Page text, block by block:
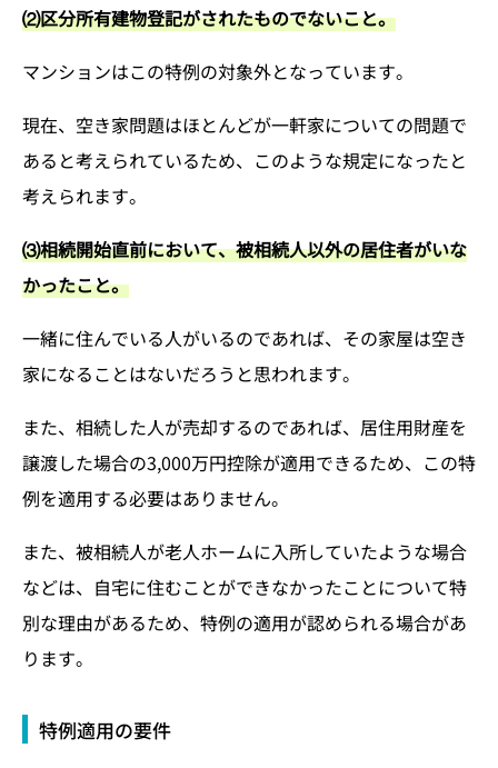
⑵区分所有建物登記がされたものでないこと。
マンションはこの特例の対象外となっています。
現在、空き家問題はほとんどが一軒家についての問題で
あると考えられているため、このような規定になったと
考えられます。
⑶相続開始直前において、被相続人以外の居住者がいな
かったこと。
一緒に住んでいる人がいるのであれば、その家屋は空き
家になることはないだろうと思われます。
また、相続した人が売却するのであれば、居住用財産を
譲渡した場合の3,000万円控除が適用できるため、この特
例を適用する必要はありません。
また、被相続人が老人ホームに入所していたような場合
などは、自宅に住むことができなかったことについて特
別な理由があるため、特例の適用が認められる場合があ
ります。
特例適用の要件